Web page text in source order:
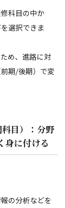
科目の中か
選択できま
め、進路に対
期/後期）で変
目）：分野
身に付ける
の分析などを